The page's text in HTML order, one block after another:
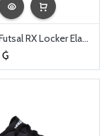
Calzado Futsal RX Locker Elastico Negro
₲